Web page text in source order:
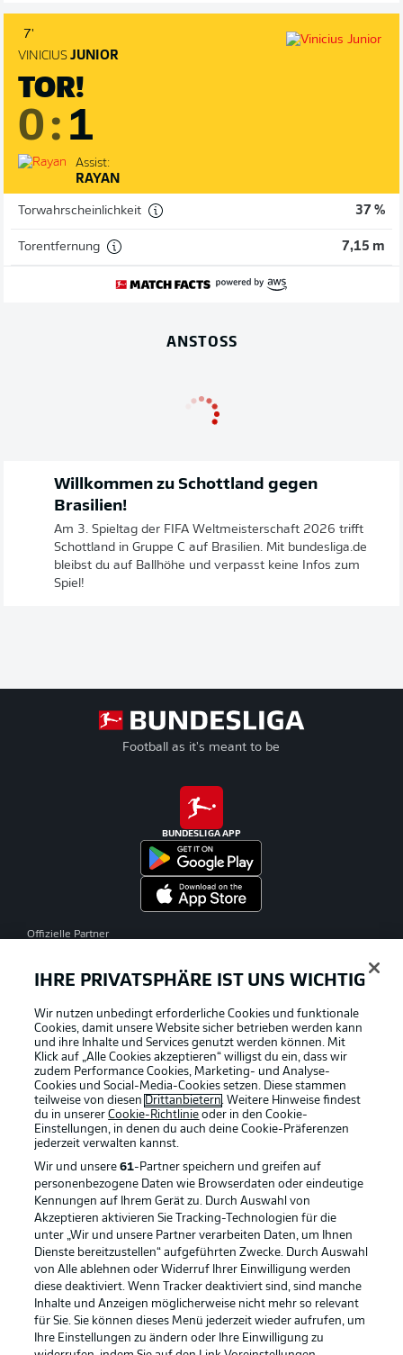
7'
VINICIUS JUNIOR
TOR!
0: 1
Assist:
RAYAN
Torwahrscheinlichkeit 37 %
Torentfernung 7,15 m
ANSTOSS
Willkommen zu Schottland gegen
Brasilien!
Am 3. Spieltag der FIFA Weltmeisterschaft 2026 trifft
Schottland in Gruppe C auf Brasilien. Mit bundesliga.de
bleibst du auf Ballhöhe und verpasst keine Infos zum
Spiel!
Football as it's meant to be
BUNDESLIGA APP
Offizielle Partner
Rechtliche Hinweise Voreinstellungen verwalten
Datenschutz Nutzungsbedingungen
Broadcaster Kontakt
Jobs Impressum
IHRE PRIVATSPHÄRE IST UNS WICHTIG
Wir nutzen unbedingt erforderliche Cookies und funktionale
Cookies, damit unsere Website sicher betrieben werden kann
und ihre Inhalte und Services genutzt werden können. Mit
Klick auf „Alle Cookies akzeptieren“ willigst du ein, dass wir
zudem Performance Cookies, Marketing- und Analyse-
Cookies und Social-Media-Cookies setzen. Diese stammen
teilweise von diesen Drittanbietern. Weitere Hinweise findest
du in unsererCookie-Richtlinie oder in den Cookie-
Einstellungen, in denen du auch deine Cookie-Präferenzen
jederzeit verwalten kannst.
Wir und unsere61-Partner speichern und greifen auf
personenbezogene Daten wie Browserdaten oder eindeutige
Kennungen auf Ihrem Gerät zu. Durch Auswahl von
Akzeptieren aktivieren Sie Tracking-Technologien für die
unter „Wir und unsere Partner verarbeiten Daten, um Ihnen
Dienste bereitzustellen“ aufgeführten Zwecke. Durch Auswahl
von Alle ablehnen oder Widerruf Ihrer Einwilligung werden
diese deaktiviert. Wenn Tracker deaktiviert sind, sind manche
Inhalte und Anzeigen möglicherweise nicht mehr so relevant
für Sie. Sie können dieses Menü jederzeit wieder aufrufen, um
Ihre Einstellungen zu ändern oder Ihre Einwilligung zu